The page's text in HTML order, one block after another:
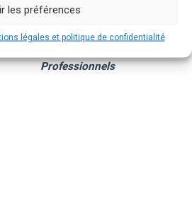
les préférences
légales et politique de confidentialité
KADOR Souffle
Mystérieux
Professionnels